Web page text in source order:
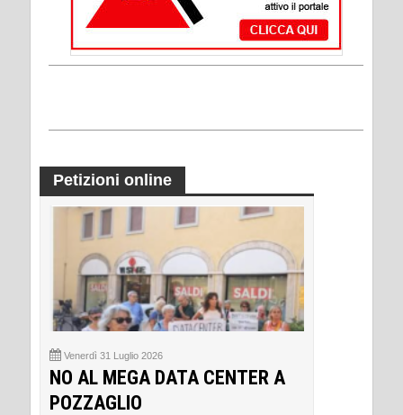
Petizioni online
Venerdì 31 Luglio 2026
NO AL MEGA DATA CENTER A
POZZAGLIO